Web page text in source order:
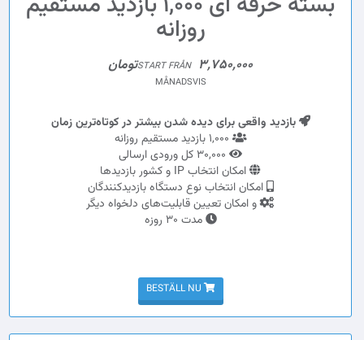
روزانه
START FRÅN 3,750,000تومان
MÅNADSVIS
بازدید واقعی برای دیده شدن بیشتر در کوتاه‌ترین زمان
امکان انتخاب IP و کشور بازدیدها
امکان انتخاب نوع دستگاه بازدیدکنندگان
و امکان تعیین قابلیت‌های دلخواه دیگر
مدت 30 روزه
BESTÄLL NU